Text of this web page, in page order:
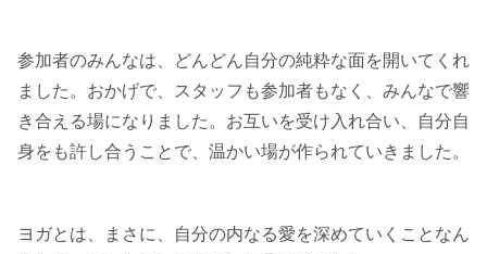
参加者のみんなは、どんどん自分の純粋な面を開いてくれ
ました。おかげで、スタッフも参加者もなく、みんなで響
き合える場になりました。お互いを受け入れ合い、自分自
身をも許し合うことで、温かい場が作られていきました。
ヨガとは、まさに、自分の内なる愛を深めていくことなん